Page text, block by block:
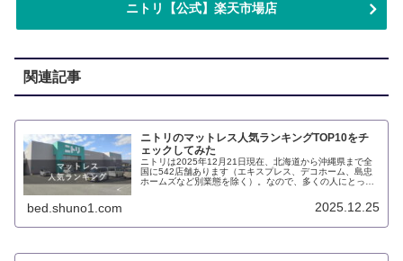
ニトリ【公式】楽天市場店
関連記事
ニトリのマットレス人気ランキングTOP10をチ
ェックしてみた
ニトリは2025年12月21日現在、北海道から沖縄県まで全
国に542店舗あります（エキスプレス、デコホーム、島忠
ホームズなど別業態を除く）。なので、多くの人にとって
bed.shuno1.com 2025.12.25